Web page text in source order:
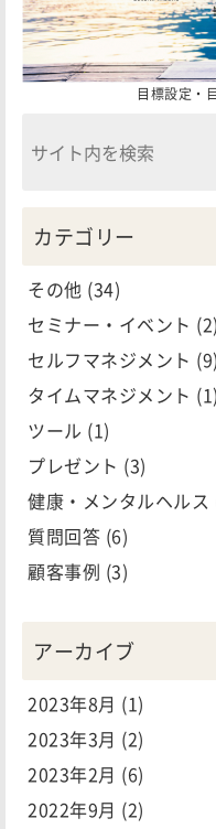
目標設定・
カテゴリー
その他 (34)
セミナー・イベント (2)
セルフマネジメント (9)
タイムマネジメント (1)
ツール (1)
プレゼント (3)
健康・メンタルヘルス
質問回答 (6)
顧客事例 (3)
アーカイブ
2023年8月 (1)
2023年3月 (2)
2023年2月 (6)
2022年9月 (2)